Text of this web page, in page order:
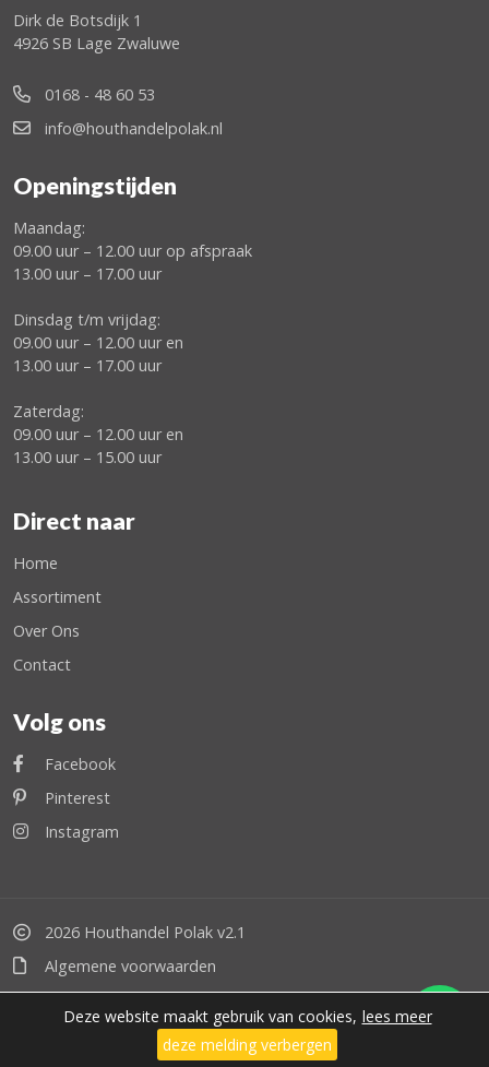
Dirk de Botsdijk 1
4926 SB Lage Zwaluwe
0168 - 48 60 53
info@houthandelpolak.nl
Openingstijden
Maandag:
09.00 uur – 12.00 uur op afspraak
13.00 uur – 17.00 uur
Dinsdag t/m vrijdag:
09.00 uur – 12.00 uur en
13.00 uur – 17.00 uur
Zaterdag:
09.00 uur – 12.00 uur en
13.00 uur – 15.00 uur
Direct naar
Home
Assortiment
Over Ons
Contact
Volg ons
Facebook
Pinterest
Instagram
2026 Houthandel Polak v2.1
Algemene voorwaarden
Privacy beleid
Deze website maakt gebruik van cookies, lees meer
deze melding verbergen